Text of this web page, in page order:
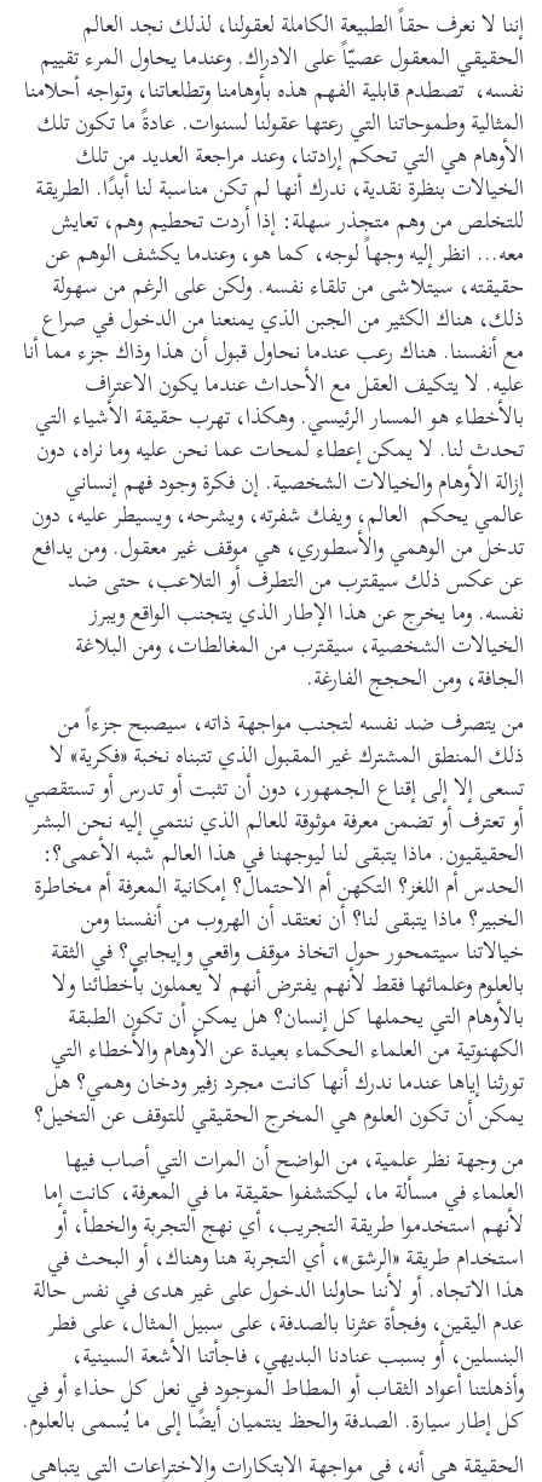
إننا لا نعرف حقاً الطبيعة الكاملة لعقولنا، لذلك نجد العالم
الحقيقي المعقول عصيّاً على الادراك. وعندما يحاول المرء تقييم
نفسه، تصطدم قابلية الفهم هذه بأوهامنا وتطلعاتنا، وتواجه أحلامنا
المثالية وطموحاتنا التي رعتها عقولنا لسنوات. عادةً ما تكون تلك
الأوهام هي التي تحكم إرادتنا، وعند مراجعة العديد من تلك
الخيالات بنظرة نقدية، ندرك أنها لم تكن مناسبة لنا أبدًا. الطريقة
للتخلص من وهم متجذر سهلة: إذا أردت تحطيم وهم، تعايش
معه... انظر إليه وجهاً لوجه، كما هو، وعندما يكشف الوهم عن
حقيقته، سيتلاشى من تلقاء نفسه. ولكن على الرغم من سهولة
ذلك، هناك الكثير من الجبن الذي يمنعنا من الدخول في صراع
مع أنفسنا. هناك رعب عندما نحاول قبول أن هذا وذاك جزء مما أنا
عليه. لا يتكيف العقل مع الأحداث عندما يكون الاعتراف
بالأخطاء هو المسار الرئيسي. وهكذا، تهرب حقيقة الأشياء التي
تحدث لنا. لا يمكن إعطاء لمحات عما نحن عليه وما نراه، دون
إزالة الأوهام والخيالات الشخصية. إن فكرة وجود فهم إنساني
عالمي يحكم العالم، ويفك شفرته، ويشرحه، ويسيطر عليه، دون
تدخل من الوهمي والأسطوري، هي موقف غير معقول. ومن يدافع
عن عكس ذلك سيقترب من التطرف أو التلاعب، حتى ضد
نفسه. وما يخرج عن هذا الإطار الذي يتجنب الواقع ويبرز
الخيالات الشخصية، سيقترب من المغالطات، ومن البلاغة
الجافة، ومن الحجج الفارغة.
من يتصرف ضد نفسه لتجنب مواجهة ذاته، سيصبح جزءاً من
ذلك المنطق المشترك غير المقبول الذي تتبناه نخبة «فكرية» لا
تسعى إلا إلى إقناع الجمهور، دون أن تثبت أو تدرس أو تستقصي
أو تعترف أو تضمن معرفة موثوقة للعالم الذي ننتمي إليه نحن البشر
الحقيقيون. ماذا يتبقى لنا ليوجهنا في هذا العالم شبه الأعمى؟:
الحدس أم اللغز؟ التكهن أم الاحتمال؟ إمكانية المعرفة أم مخاطرة
الخبير؟ ماذا يتبقى لنا؟ أن نعتقد أن الهروب من أنفسنا ومن
خيالاتنا سيتمحور حول اتخاذ موقف واقعي وإيجابي؟ في الثقة
بالعلوم وعلمائها فقط لأنهم يفترض أنهم لا يعملون بأخطائنا ولا
بالأوهام التي يحملها كل إنسان؟ هل يمكن أن تكون الطبقة
الكهنوتية من العلماء الحكماء بعيدة عن الأوهام والأخطاء التي
تورثنا إياها عندما ندرك أنها كانت مجرد زفير ودخان وهمي؟ هل
يمكن أن تكون العلوم هي المخرج الحقيقي للتوقف عن التخيل؟
من وجهة نظر علمية، من الواضح أن المرات التي أصاب فيها
العلماء في مسألة ما، ليكتشفوا حقيقة ما في المعرفة، كانت إما
لأنهم استخدموا طريقة التجريب، أي نهج التجربة والخطأ، أو
استخدام طريقة «الرشق»، أي التجربة هنا وهناك، أو البحث في
هذا الاتجاه. أو لأننا حاولنا الدخول على غير هدى في نفس حالة
عدم اليقين، وفجأة عثرنا بالصدفة، على سبيل المثال، على فطر
البنسلين، أو بسبب عنادنا البديهي، فاجأتنا الأشعة السينية،
وأذهلتنا أعواد الثقاب أو المطاط الموجود في نعل كل حذاء أو في
كل إطار سيارة. الصدفة والحظ ينتميان أيضًا إلى ما يُسمى بالعلوم.
الحقيقة هي أنه، في مواجهة الابتكارات والاختراعات التي يتباهى